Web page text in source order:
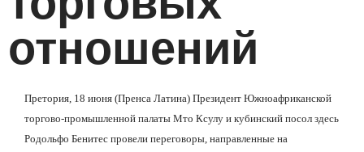
отношений
Претория, 18 июня (Пренса Латина) Президент Южноафриканской
торгово-промышленной палаты Мто Ксулу и кубинский посол здесь
Родольфо Бенитес провели переговоры, направленные на